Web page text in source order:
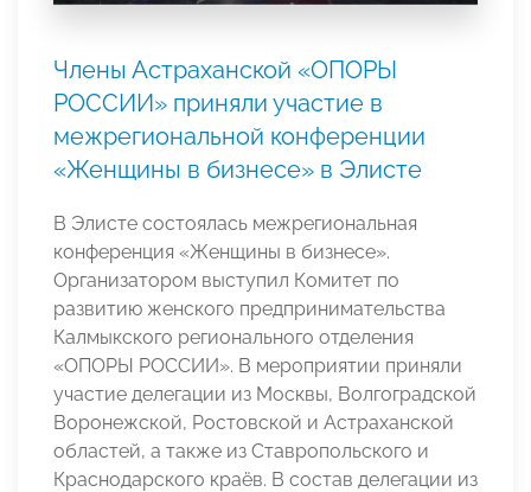
Члены Астраханской «ОПОРЫ
РОССИИ» приняли участие в
межрегиональной конференции
«Женщины в бизнесе» в Элисте
В Элисте состоялась межрегиональная
конференция «Женщины в бизнесе».
Организатором выступил Комитет по
развитию женского предпринимательства
Калмыкского регионального отделения
«ОПОРЫ РОССИИ». В мероприятии приняли
участие делегации из Москвы, Волгоградской
Воронежской, Ростовской и Астраханской
областей, а также из Ставропольского и
Краснодарского краёв. В состав делегации из